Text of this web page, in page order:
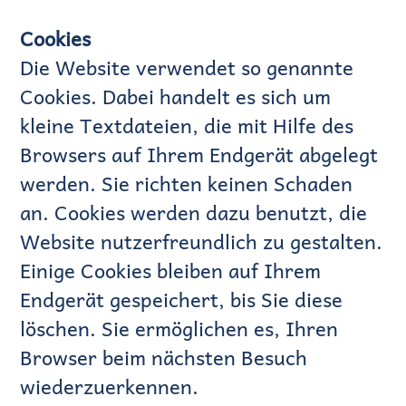
Cookies
Die Website verwendet so genannte
Cookies. Dabei handelt es sich um
kleine Textdateien, die mit Hilfe des
Browsers auf Ihrem Endgerät abgelegt
werden. Sie richten keinen Schaden
an. Cookies werden dazu benutzt, die
Website nutzerfreundlich zu gestalten.
Einige Cookies bleiben auf Ihrem
Endgerät gespeichert, bis Sie diese
löschen. Sie ermöglichen es, Ihren
Browser beim nächsten Besuch
wiederzuerkennen.